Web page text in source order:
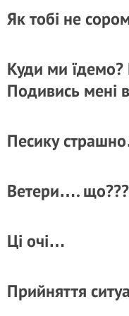
Як тобі не
Куди ми їдемо?
Подивись мені
Песику
Ветери….
Ці очі…
Прийняття